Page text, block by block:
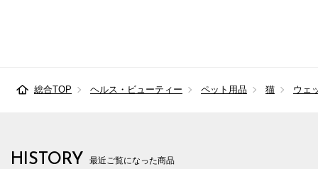
総合TOP ヘルス・ビューティー ペット用品 猫 ウェ
HISTORY 最近ご覧になった商品